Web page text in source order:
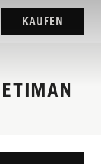
KAUFEN